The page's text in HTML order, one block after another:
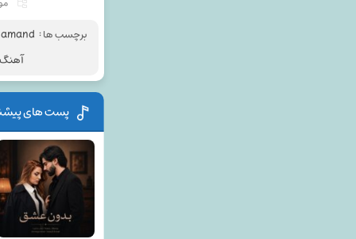
برچسب ها :
آهنگ
پست های